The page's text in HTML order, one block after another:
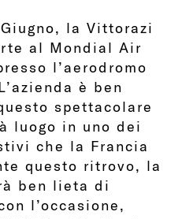
la Vittorazi
al Mondial Air
l’aerodromo
è ben
spettacolare
luogo in uno dei
che la Francia
questo ritrovo, la
ben lieta di
l’occasione,